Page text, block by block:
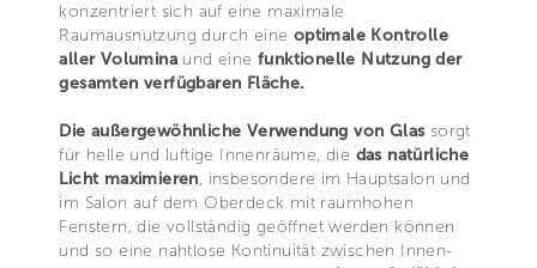
konzentriert sich auf eine maximale
Raumausnutzung durch eine optimale Kontrolle
aller Voluminaund eine funktionelle Nutzung der
gesamten verfügbaren Fläche.
Die außergewöhnliche Verwendung von Glassorgt
für helle und luftige Innenräume, die das natürliche
Licht maximieren, insbesondere im Hauptsalon und
im Salon auf dem Oberdeck mit raumhohen
Fenstern, die vollständig geöffnet werden können
und so eine nahtlose Kontinuität zwischen Innen-